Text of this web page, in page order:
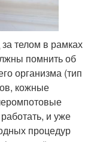
телом в рамках
помнить об
организма (тип
кожные
и уже
процедур